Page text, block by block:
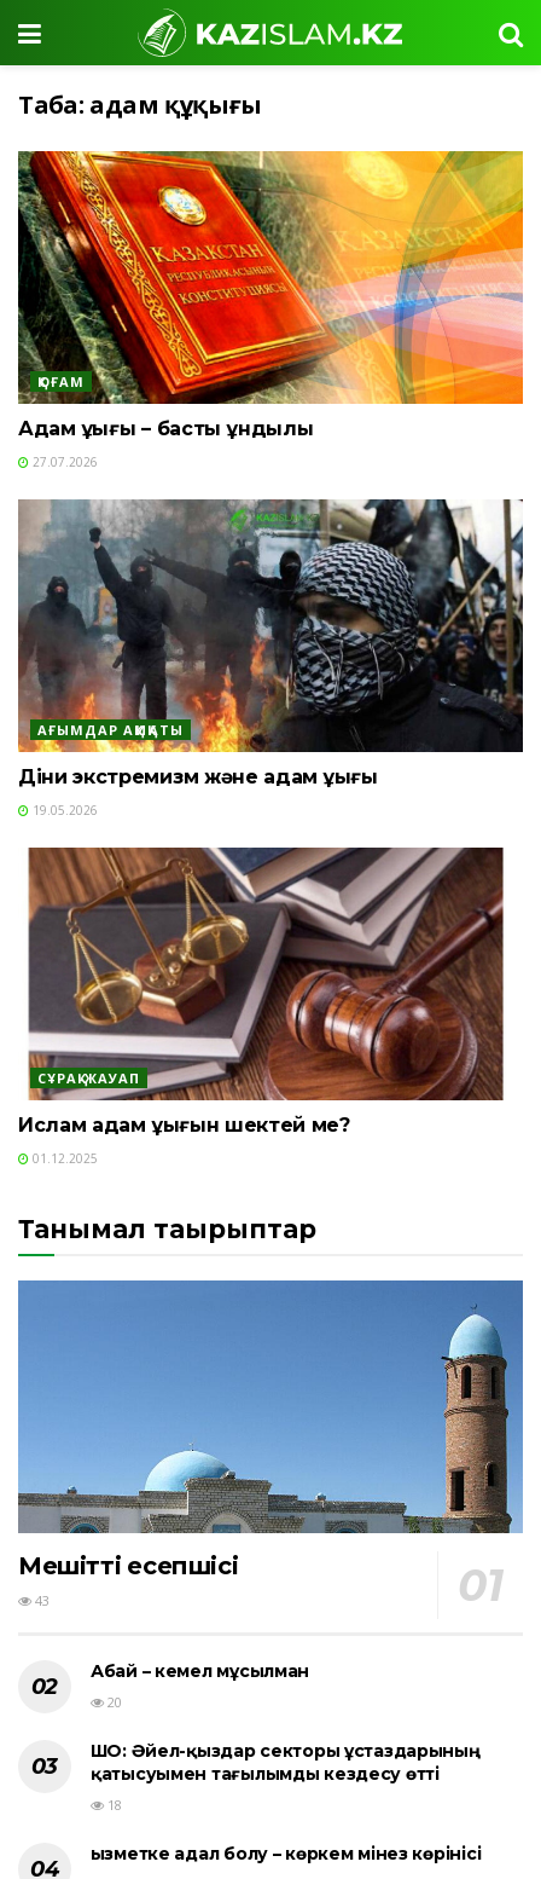
Таңба: адам құқығы
ҚОҒАМ
Адам құқығы – басты құндылық
27.07.2026
АҒЫМДАР АҚИҚАТЫ
Діни экстремизм және адам құқығы
19.05.2026
СҰРАҚ-ЖАУАП
Ислам адам құқығын шектей ме?
01.12.2025
Танымал тақырыптар
Мешіттің есепшісі
43
Абай – кемел мұсылман
20
ШҚО: Әйел-қыздар секторы ұстаздарының
қатысуымен тағылымды кездесу өтті
18
Қызметке адал болу – көркем мінез көрінісі